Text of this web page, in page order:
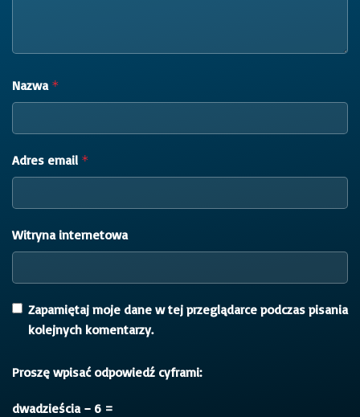
Nazwa *
Adres email *
Witryna internetowa
Zapamiętaj moje dane w tej przeglądarce podczas pisania
kolejnych komentarzy.
Proszę wpisać odpowiedź cyframi:
dwadzieścia − 6 =